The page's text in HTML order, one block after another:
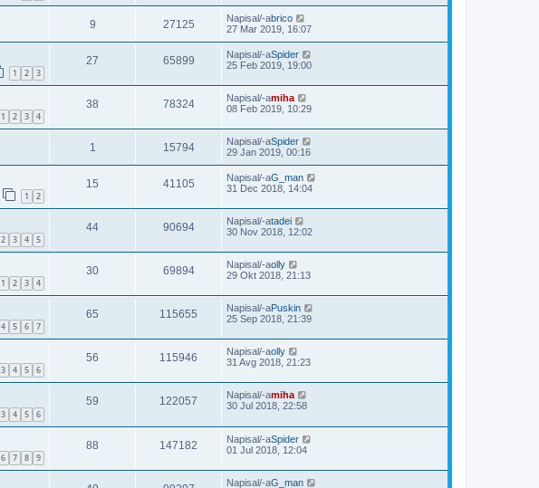
9 27125 Napisal/-abrico
27 Mar 2019, 16:07
1 2 3
27 65899 Napisal/-aSpider
25 Feb 2019, 19:00
1 2 3 4
38 78324 Napisal/-amiha
08 Feb 2019, 10:29
1 15794 Napisal/-aSpider
29 Jan 2019, 00:16
1 2
15 41105 Napisal/-aG_man
31 Dec 2018, 14:04
2 3 4 5
44 90694 Napisal/-atadei
30 Nov 2018, 12:02
1 2 3 4
30 69894 Napisal/-aolly
29 Okt 2018, 21:13
4 5 6 7
65 115655 Napisal/-aPuskin
25 Sep 2018, 21:39
3 4 5 6
56 115946 Napisal/-aolly
31 Avg 2018, 21:23
3 4 5 6
59 122057 Napisal/-amiha
30 Jul 2018, 22:58
6 7 8 9
88 147182 Napisal/-aSpider
01 Jul 2018, 12:04
Napisal/-aG_man